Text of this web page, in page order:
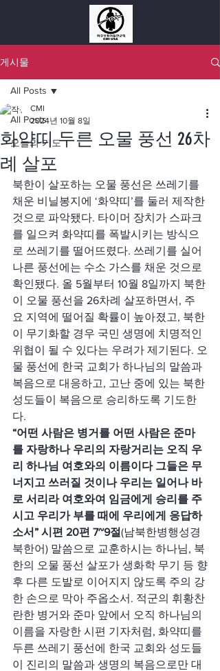
게시물
All Posts
오늘의 기도
All Posts
화약띠 두른 오물 풍선 26차
례 살포
CMI
2024년 10월 8일
북한이 살포하는 오물 풍선은 쓰레기를
채운 비닐봉지에 ‘화약띠’를 둘러 제작한
것으로 파악됐다. 타이머 장치가 스파크
를 일으켜 화약띠를 폭발시키는 방식으
로 쓰레기를 떨어뜨렸다. 쓰레기를 실어
나른 풍선에는 수소 가스를 채운 것으로
확인됐다. 올 5월부터 10월 8일까지 북한
이 오물 풍선을 26차례 살포하면서, 주
요 지역에 떨어질 확률이 높아졌고, 북한
이 무기화할 경우 국민 생명에 치명적인
위협이 될 수 있다는 우려가 제기된다. 오
물 풍선에 한국 교회가 하나님의 말씀과
복음으로 대응하고, 고난 중에 있는 북한
성도들이 복음으로 승리하도록 기도한
다.
“어떤 사람은 병거를 어떤 사람은 준마
를 자랑하나 우리의 자랑거리는 오직 우
리 하나님 여호와의 이름이다 그들은 무
너지고 쓰러질 것이나 우리는 일어나 바
로 서리라 여호와여 임금에게 승리를 주
시고 우리가 부를 때에 우리에게 응답하
소서” 시편 20편 7~9절(남북한병행성경
북한어) 말씀으로 교훈하시는 하나님, 북
한의 오물 풍선 살포가 생화학 무기 등 향
후 다른 도발로 이어지지 않도록 주의 강
한 손으로 막아 주옵소서. 적군의 휘황찬
란한 병거와 준마 앞에서 오직 하나님의
이름을 자랑한 시편 기자처럼, 화약띠를
두른 쓰레기 풍선에 한국 교회와 성도들
이 진리의 말씀과 생명의 복음으로만 대